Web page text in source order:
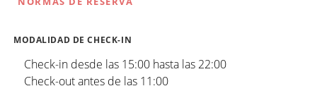
MODALIDAD DE CHECK-IN
Check-in desde las 15:00 hasta las 22:00
Check-out antes de las 11:00